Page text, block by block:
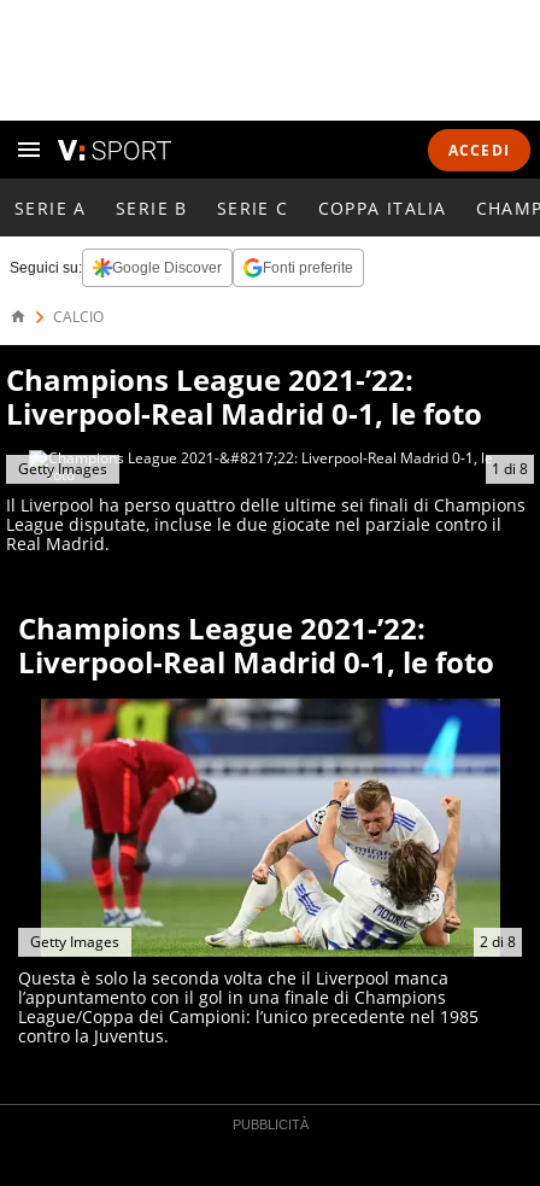
ACCEDI
SERIE A SERIE B SERIE C COPPA ITALIA
Seguici su: Google Discover Fonti preferite
CALCIO
Champions League 2021-’22:
Liverpool-Real Madrid 0-1, le foto
1 di 8
Getty Images
Il Liverpool ha perso quattro delle ultime sei finali di Champions
League disputate, incluse le due giocate nel parziale contro il
Real Madrid.
Champions League 2021-’22:
Liverpool-Real Madrid 0-1, le foto
2di 8
Getty Images
Questa è solo la seconda volta che il Liverpool manca
l’appuntamento con il gol in una finale di Champions
League/Coppa dei Campioni: l’unico precedente nel 1985
contro la Juventus.